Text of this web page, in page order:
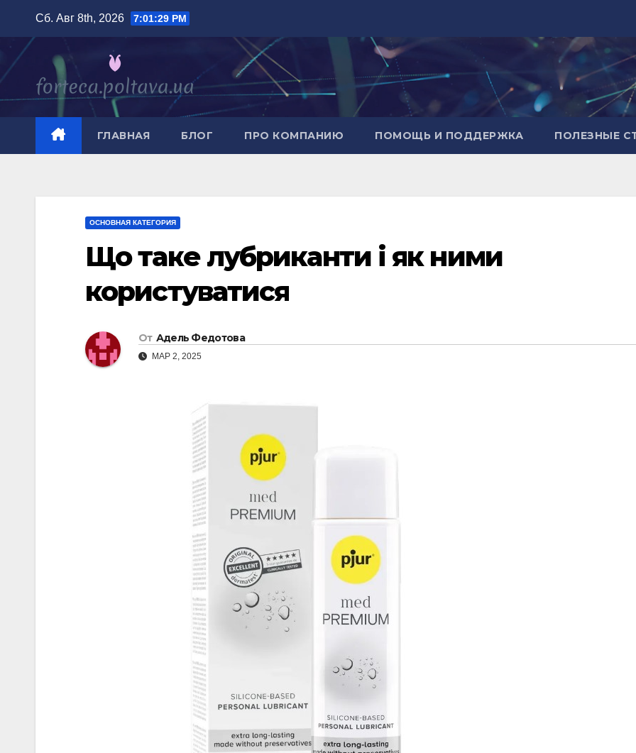
содержимому
Сб. Авг 8th, 2026 7:01:30 PM
ГЛАВНАЯ БЛОГ ПРО КОМПАНИЮ ПОМОЩЬ И ПОДДЕРЖКА ПОЛЕЗНЫЕ
ОСНОВНАЯ КАТЕГОРИЯ
Що таке лубриканти і як ними
користуватися
От Адель Федотова
МАР 2, 2025